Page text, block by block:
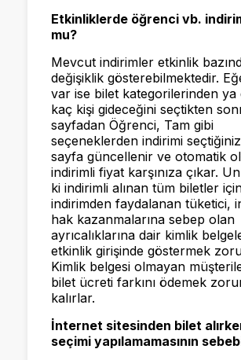
Etkinliklerde öğrenci vb.
mu?
Mevcut indirimler etkinlik
değişiklik gösterebilmektedir.
var ise bilet kategorilerinden ya
kaç kişi gideceğini seçtikten
sayfadan Öğrenci, Tam gibi
seçeneklerden indirimi
sayfa güncellenir ve otomatik
indirimli fiyat karşınıza çıkar.
ki indirimli alınan tüm biletler
indirimden faydalanan tüketici,
hak kazanmalarına sebep olan
ayrıcalıklarına dair kimlik
etkinlik girişinde göstermek
Kimlik belgesi olmayan
bilet ücreti farkını ödemek
kalırlar.
İnternet sitesinden bilet
seçimi yapılamamasının